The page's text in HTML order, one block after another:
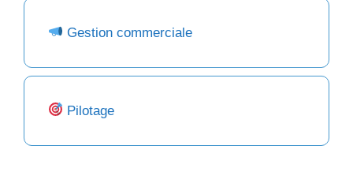
Gestion commerciale
Pilotage